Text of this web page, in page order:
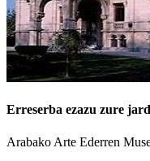
Erreserba ezazu zure
Arabako Arte Ederren